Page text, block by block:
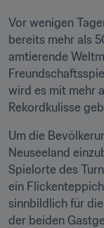
Vor wenigen
bereits mehr als
amtierende
wird es mit mehr
Rekordkulisse
Um die
Neuseeland
Spielorte des
ein
sinnbildlich für
der beiden